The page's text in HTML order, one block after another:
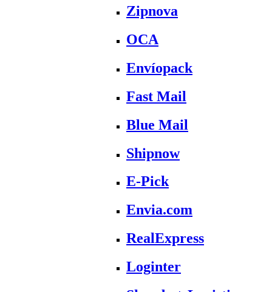
Zipnova
OCA
Envíopack
Fast Mail
Blue Mail
Shipnow
E-Pick
Envia.com
RealExpress
Loginter